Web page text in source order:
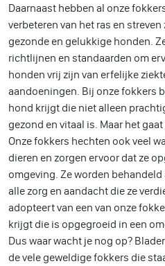
Daarnaast hebben al onze
verbeteren van het ras en
gezonde en gelukkige honden.
richtlijnen en standaarden om
honden vrij zijn van erfelijke
aandoeningen. Bij onze fokkers
hond krijgt die niet alleen
gezond en vitaal is. Maar het
Onze fokkers hechten ook veel
dieren en zorgen ervoor dat ze
omgeving. Ze worden
alle zorg en aandacht die ze
adopteert van een van onze
krijgt die is opgegroeid in een
Dus waar wacht je nog op?
de vele geweldige fokkers die